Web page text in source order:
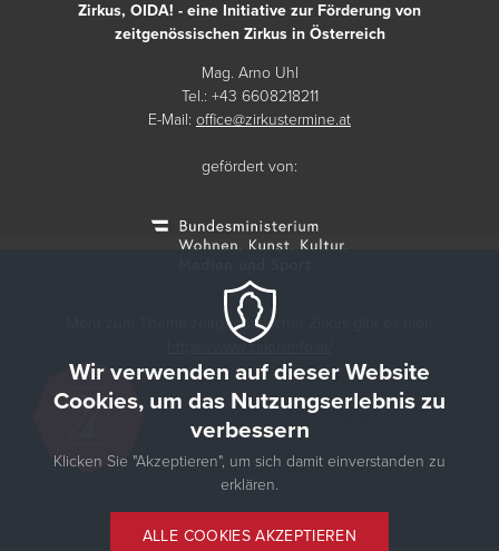
Zirkus, OIDA! - eine Initiative zur Förderung von
zeitgenössischen Zirkus in Österreich
Mag. Arno Uhl
Tel.: +43 6608218211
E-Mail: office@zirkustermine.at
gefördert von:
Mehr zum Thema zeitgenössischer Zirkus gibt es hier:
https://www.zirkusinfo.at/
Wir verwenden auf dieser Website
Cookies, um das Nutzungserlebnis zu
verbessern
Klicken Sie "Akzeptieren", um sich damit einverstanden zu
erklären.
ALLE COOKIES AKZEPTIEREN